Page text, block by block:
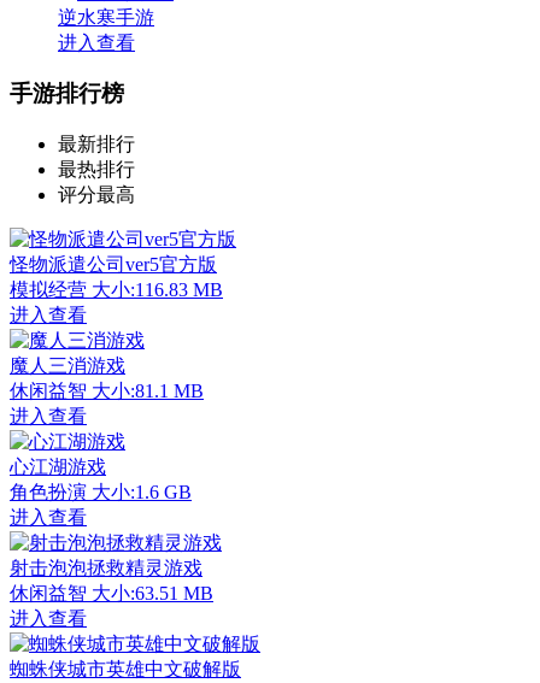
逆水寒手游
进入查看
手游排行榜
最新排行
最热排行
评分最高
怪物派遣公司ver5官方版
模拟经营 大小:116.83 MB
进入查看
魔人三消游戏
休闲益智 大小:81.1 MB
进入查看
心江湖游戏
角色扮演 大小:1.6 GB
进入查看
射击泡泡拯救精灵游戏
休闲益智 大小:63.51 MB
进入查看
蜘蛛侠城市英雄中文破解版